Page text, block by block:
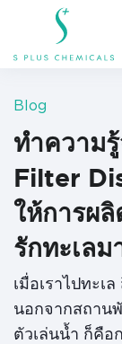
Blog
ทำความ
Filter
ให้การผ
รักทะเล
เมื่อเราไปทะเ
นอกจากสถาน
ตัวเล่นน้ำ ก็คือ